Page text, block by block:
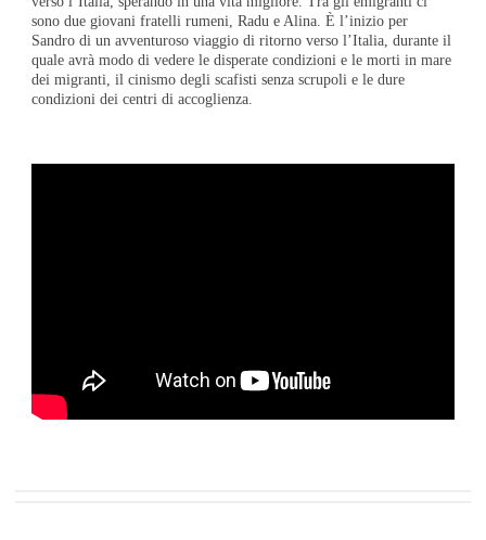
sono due giovani fratelli rumeni, Radu e Alina. È l’inizio per
Sandro di un avventuroso viaggio di ritorno verso l’Italia, durante il
quale avrà modo di vedere le disperate condizioni e le morti in mare
dei migranti, il cinismo degli scafisti senza scrupoli e le dure
condizioni dei centri di accoglienza.